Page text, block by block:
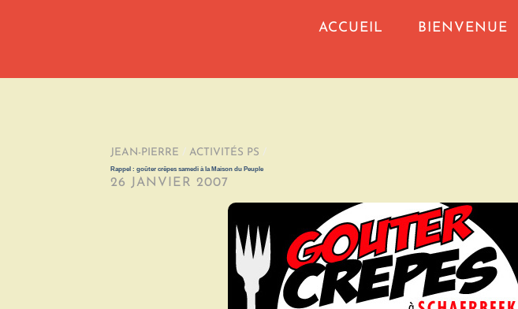
ACCUEIL BIENVENUE
JEAN-PIERRE / ACTIVITÉS PS /
Rappel : goûter crêpes samedi à la Maison du Peuple
26 JANVIER 2007